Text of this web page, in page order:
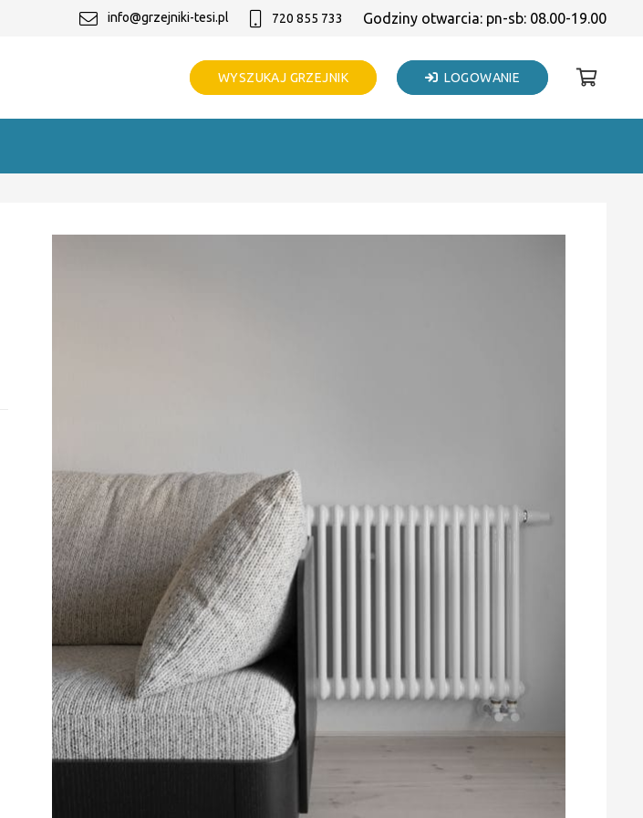
info@grzejniki-tesi.pl 720 855 733 Godziny otwarcia: pn-sb: 08.00-19.00
WYSZUKAJ GRZEJNIK LOGOWANIE